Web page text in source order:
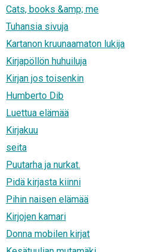
Cats, books &amp; me
Tuhansia sivuja
Kartanon kruunaamaton lukija
Kirjapöllön huhuiluja
Kirjan jos toisenkin
Humberto Dib
Luettua elämää
Kirjakuu
seita
Puutarha ja nurkat.
Pidä kirjasta kiinni
Pihin naisen elämää
Kirjojen kamari
Donna mobilen kirjat